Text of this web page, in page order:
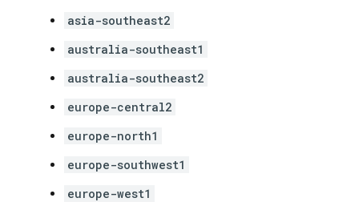
asia-southeast2
australia-southeast1
australia-southeast2
europe-central2
europe-north1
europe-southwest1
europe-west1